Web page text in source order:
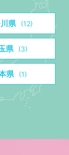
県 (12)
県 (3)
県 (1)